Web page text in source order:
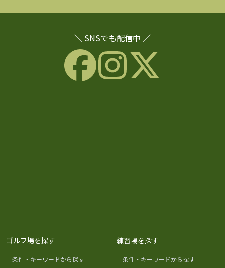
＼ SNSでも配信中 ／
ゴルフ場を探す
- 条件・キーワードから探す
練習場を探す
- 条件・キーワードから探す